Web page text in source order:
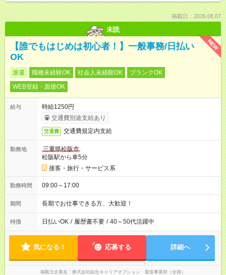
掲載日：2026.08.07
未読
NEW
【誰でもはじめは初心者！】一般事務/日払い
OK
派遣 職種未経験OK 社会人未経験OK
ブランクOK
WEB登録・面接OK
給与
時給1250円
交通費別途支給あり
交通費 交通費規定内支給
勤務地
三重県松阪市
松阪駅から車5分
接客・旅行・サービス系
勤務時間 09:00～17:00
期間 長期でお仕事できる方、大歓迎！
特徴 日払いOK / 履歴書不要 / 40～50代活躍中
気になる！ 応募する 詳細へ
掲載元企業名 株式会社綜合キャリアオプション 製造事業部（全国）